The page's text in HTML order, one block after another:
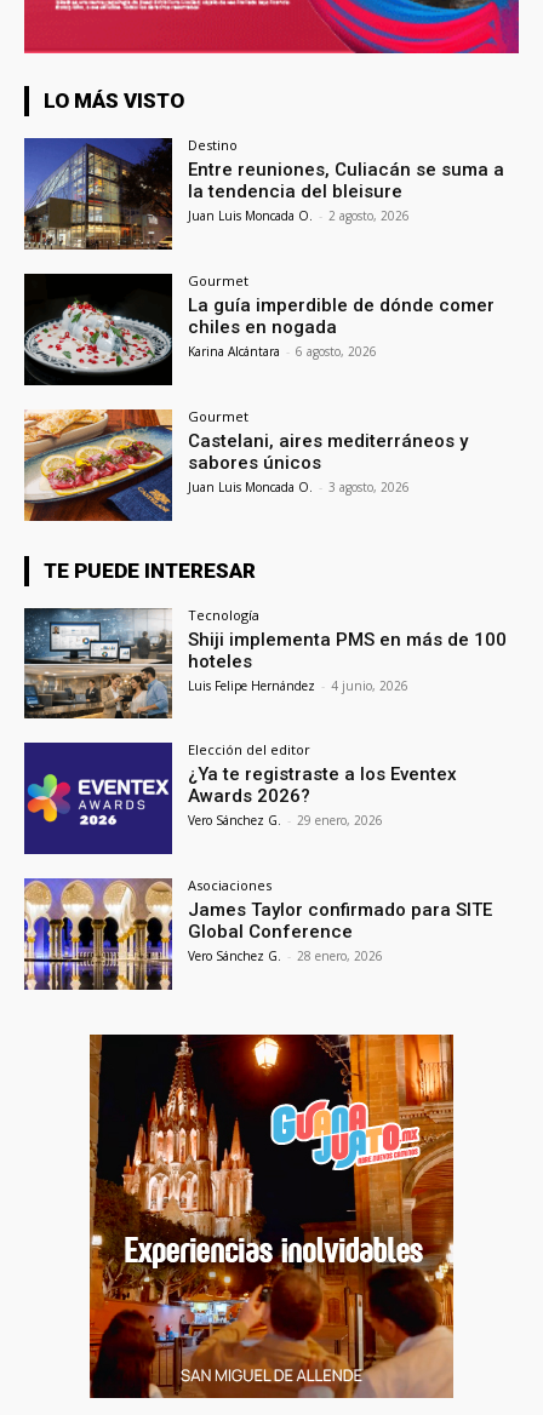
LO MÁS VISTO
Destino
Entre reuniones, Culiacán se suma a
la tendencia del bleisure
Juan Luis Moncada O. - 2 agosto, 2026
Gourmet
La guía imperdible de dónde comer
chiles en nogada
Karina Alcántara - 6 agosto, 2026
Gourmet
Castelani, aires mediterráneos y
sabores únicos
Juan Luis Moncada O. - 3 agosto, 2026
TE PUEDE INTERESAR
Tecnología
Shiji implementa PMS en más de 100
hoteles
Luis Felipe Hernández - 4 junio, 2026
Elección del editor
¿Ya te registraste a los Eventex
Awards 2026?
Vero Sánchez G. - 29 enero, 2026
Asociaciones
James Taylor confirmado para SITE
Global Conference
Vero Sánchez G. - 28 enero, 2026